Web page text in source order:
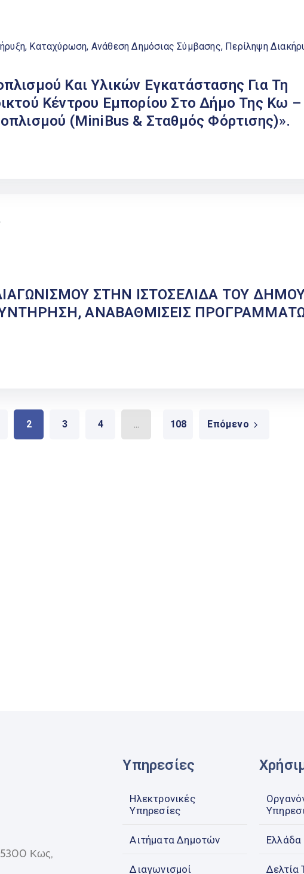
Καταχύρωση, Ανάθεση Δημόσιας Σύμβασης, Περίληψη
Και Υλικών Εγκατάστασης Για Τη
Κέντρου Εμπορίου Στο Δήμο Της Κω
(MiniBus & Σταθμός Φόρτισης)».
ΣΤΗΝ ΙΣΤΟΣΕΛΙΔΑ ΤΟΥ
ΑΝΑΒΑΘΜΙΣΕΙΣ
2 3 4 ... 108 Επόμενο
Κως,
Υπηρεσίες
Ηλεκτρονικές
Υπηρεσίες
Αιτήματα Δημοτών
Διαγωνισμοί
Ελλάδα
Δελτία